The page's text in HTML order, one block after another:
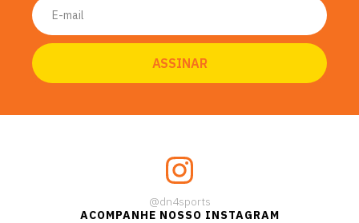
@dn4sports
ACOMPANHE NOSSO INSTAGRAM